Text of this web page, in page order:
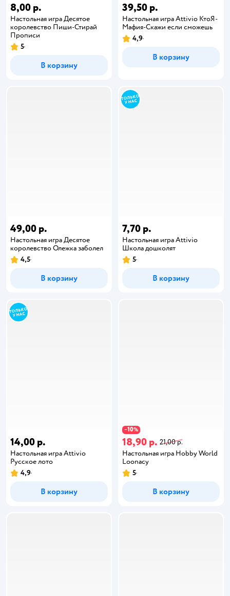
8,00 р.
Настольная игра Десятое
королевство Пиши-Стирай
Прописи
5
В корзину
39,50 р.
Настольная игра Attivio КтоЯ-
Мафия-Скажи если сможешь
4,9
В корзину
49,00 р.
Настольная игра Десятое
королевство Олежка заболел
4,5
В корзину
7,70 р.
Настольная игра Attivio
Школа дошколят
5
В корзину
14,00 р.
Настольная игра Attivio
Русское лото
4,9
В корзину
−10%
18,90 р. 21,00 р.
Настольная игра Hobby World
Loonacy
5
В корзину